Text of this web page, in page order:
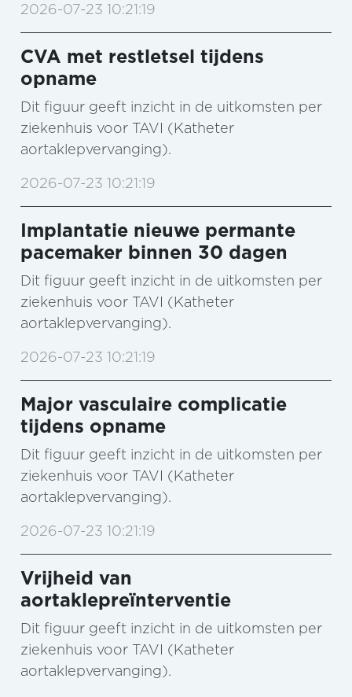
2026-07-23 10:21:19
CVA met restletsel tijdens
opname
Dit figuur geeft inzicht in de uitkomsten per
ziekenhuis voor TAVI (Katheter
aortaklepvervanging).
2026-07-23 10:21:19
Implantatie nieuwe permante
pacemaker binnen 30 dagen
Dit figuur geeft inzicht in de uitkomsten per
ziekenhuis voor TAVI (Katheter
aortaklepvervanging).
2026-07-23 10:21:19
Major vasculaire complicatie
tijdens opname
Dit figuur geeft inzicht in de uitkomsten per
ziekenhuis voor TAVI (Katheter
aortaklepvervanging).
2026-07-23 10:21:19
Vrijheid van
aortaklepreïnterventie
Dit figuur geeft inzicht in de uitkomsten per
ziekenhuis voor TAVI (Katheter
aortaklepvervanging).